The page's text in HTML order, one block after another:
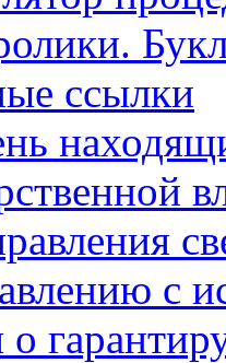
ссылки
с
о